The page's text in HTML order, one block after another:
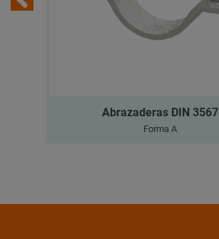
Abrazaderas DIN 3567
Forma A